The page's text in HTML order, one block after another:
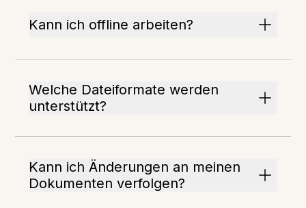
Kann ich offline arbeiten?
Welche Dateiformate werden
unterstützt?
Kann ich Änderungen an meinen
Dokumenten verfolgen?